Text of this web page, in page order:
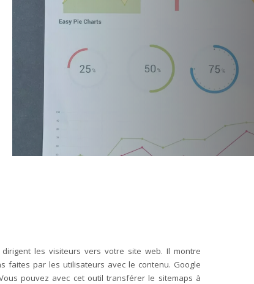
les visiteurs vers votre site web. Il montre
faites par les utilisateurs avec le contenu. Google
pouvez avec cet outil transférer le sitemaps à